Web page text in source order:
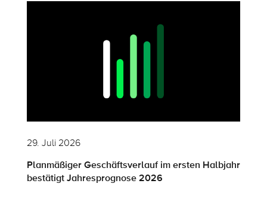
29. Juli 2026
Planmäßiger Geschäftsverlauf im ersten Halbjahr
bestätigt Jahresprognose 2026